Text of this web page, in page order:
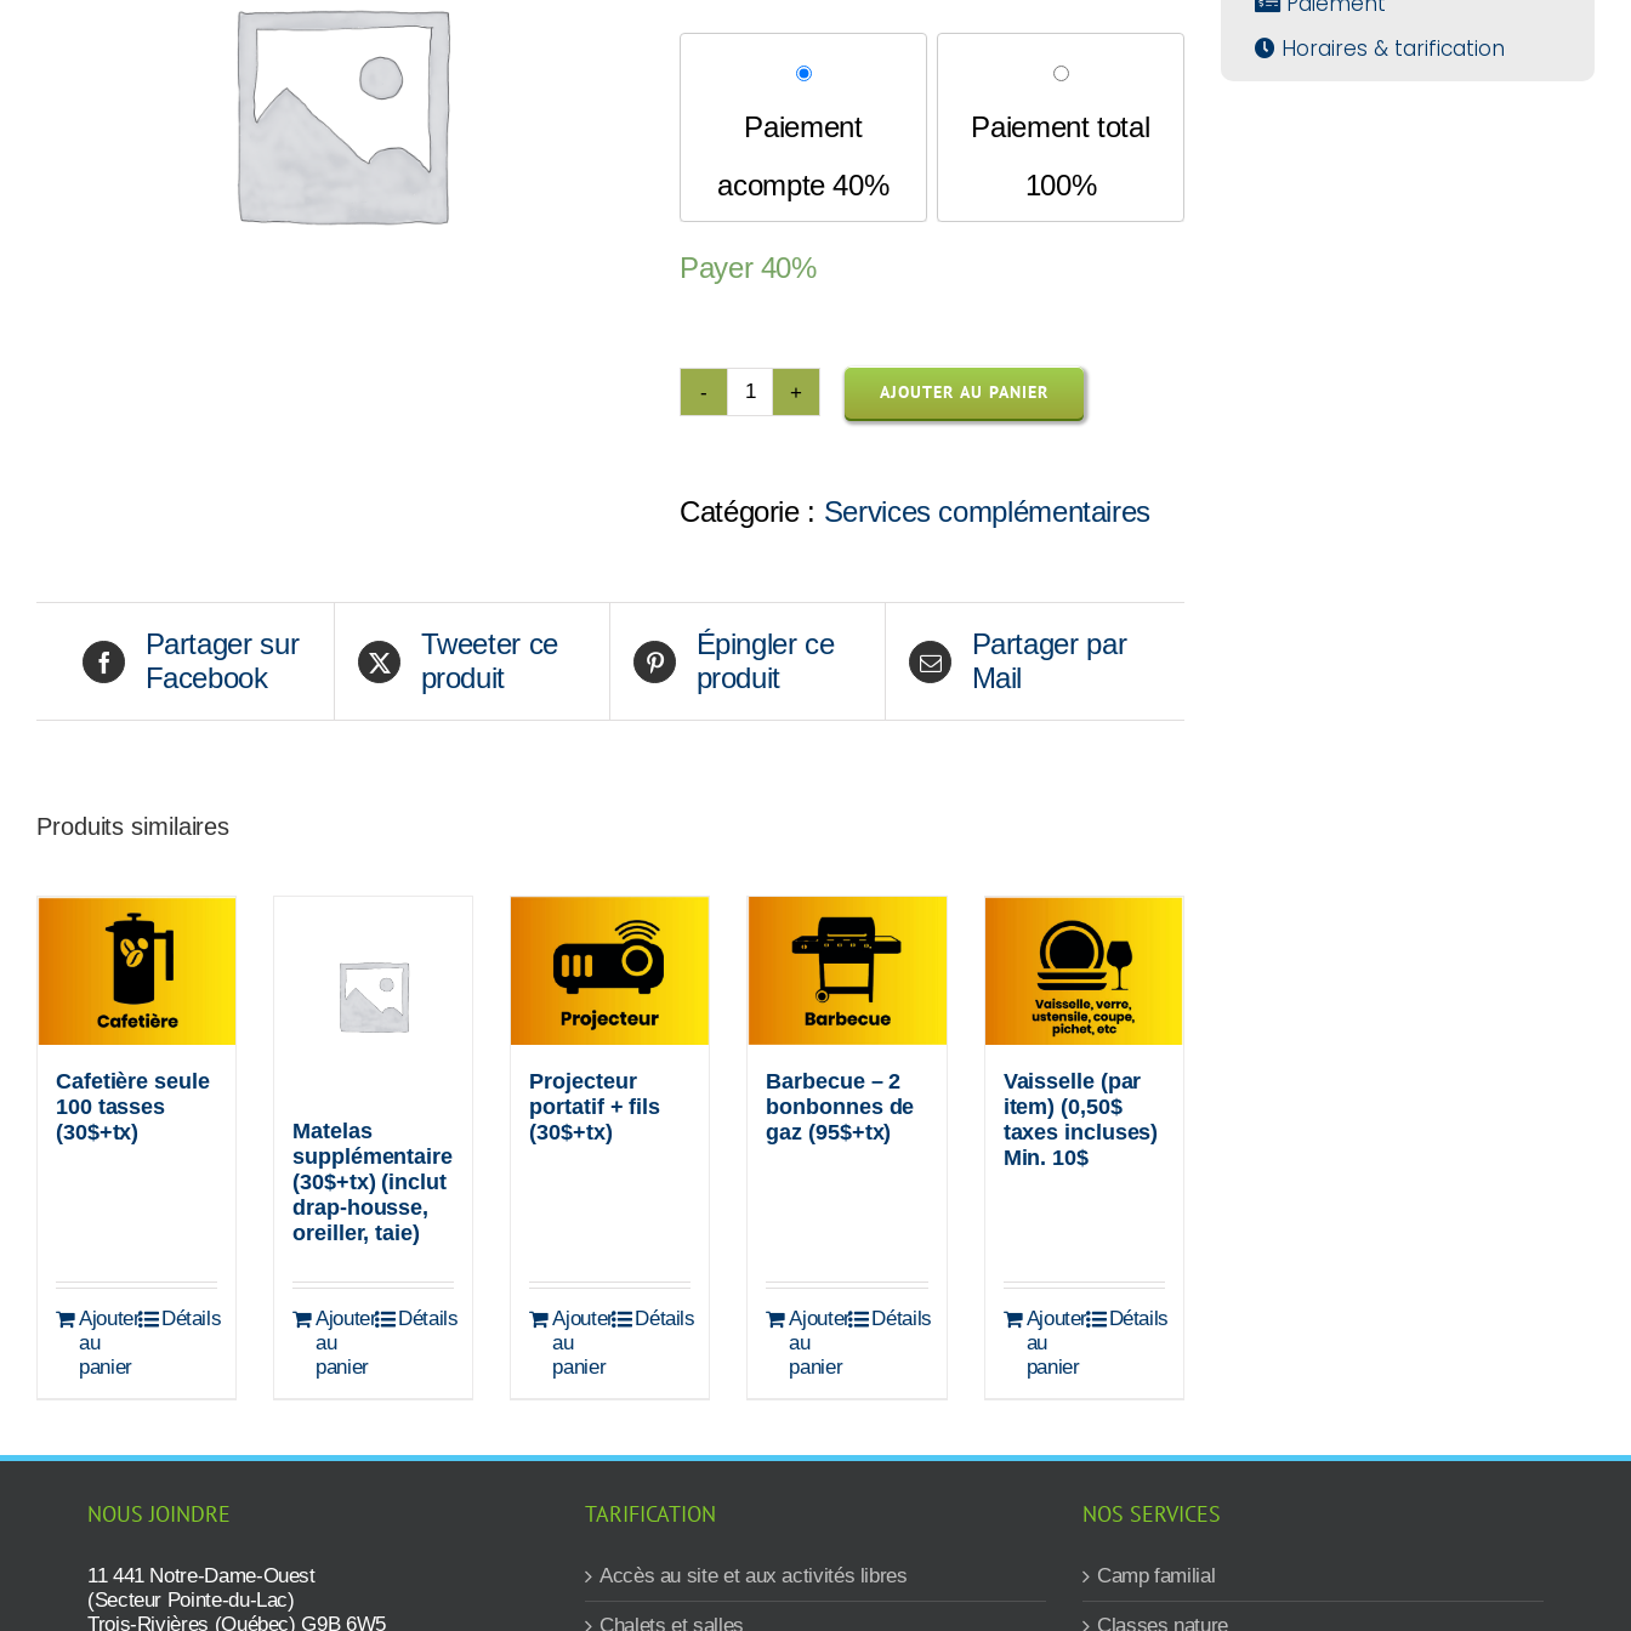
Paiement
acompte 40%
Paiement total
100%
Payer 40%
quantité
tableau
+
crayons
(50$+tx)
AJOUTER AU PANIER
Catégorie : Services complémentaires
Partager sur
Facebook
Tweeter ce
produit
Épingler ce
produit
Partager par
Mail
Produits similaires
Cafetière seule
100 tasses
(30$+tx)
Ajouter
au
panier
Détails
Matelas
supplémentaire
(30$+tx) (inclut
drap-housse,
oreiller, taie)
Ajouter
au
panier
Détails
Projecteur
portatif + fils
(30$+tx)
Ajouter
au
panier
Détails
Barbecue – 2
bonbonnes de
gaz (95$+tx)
Ajouter
au
panier
Détails
Vaisselle (par
item) (0,50$
taxes incluses)
Min. 10$
Ajouter
au
panier
Détails
Horaires & tarification
NOUS JOINDRE
11 441 Notre-Dame-Ouest
(Secteur Pointe-du-Lac)
Trois-Rivières (Québec) G9B 6W5
TARIFICATION
Accès au site et aux activités libres
Chalets et salles
NOS SERVICES
Camp familial
Classes nature